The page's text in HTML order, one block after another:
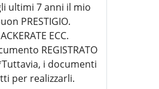
ultimi 7 anni il mio
PRESTIGIO.
ECC.
REGISTRATO
*Tuttavia, i documenti
per realizzarli.